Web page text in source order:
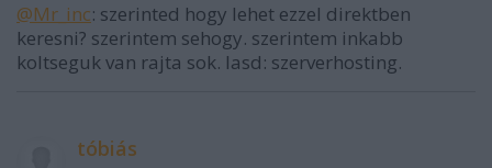
@Mr_inc: szerinted hogy lehet ezzel direktben
keresni? szerintem sehogy. szerintem inkabb
koltseguk van rajta sok. lasd: szerverhosting.
tóbiás